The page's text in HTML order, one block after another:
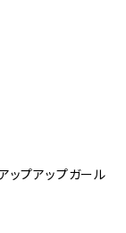
ップアップガール